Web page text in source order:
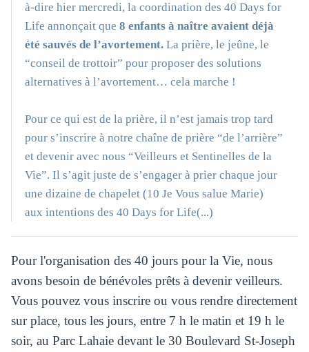
à-dire hier mercredi, la coordination des 40 Days for
Life annonçait que 8 enfants à naître avaient déjà
été sauvés de l’avortement. La prière, le jeûne, le
“conseil de trottoir” pour proposer des solutions
alternatives à l’avortement… cela marche !
Pour ce qui est de la prière, il n’est jamais trop tard
pour s’inscrire à notre chaîne de prière “de l’arrière”
et devenir avec nous “Veilleurs et Sentinelles de la
Vie”. Il s’agit juste de s’engager à prier chaque jour
une dizaine de chapelet (10 Je Vous salue Marie)
aux intentions des 40 Days for Life(...)
Pour l'organisation des 40 jours pour la Vie, nous
avons besoin de bénévoles prêts à devenir veilleurs.
Vous pouvez vous inscrire ou vous rendre directement
sur place, tous les jours, entre 7 h le matin et 19 h le
soir, au Parc Lahaie devant le 30 Boulevard St-Joseph